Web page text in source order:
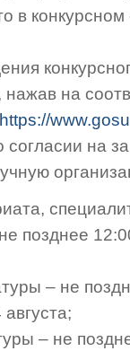
в конкурсном
нажав на
https://
на
позднее
– не
– не